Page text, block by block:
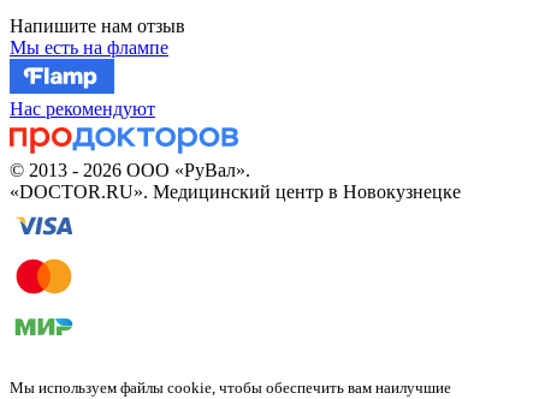
Напишите нам отзыв
Мы есть на флампе
Нас рекомендуют
© 2013 - 2026 ООО «РуВал».
«DOCTOR.RU». Медицинский центр в Новокузнецке
Мы используем файлы cookie, чтобы обеспечить вам наилучшие